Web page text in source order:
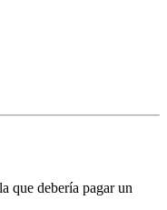
que debería pagar un